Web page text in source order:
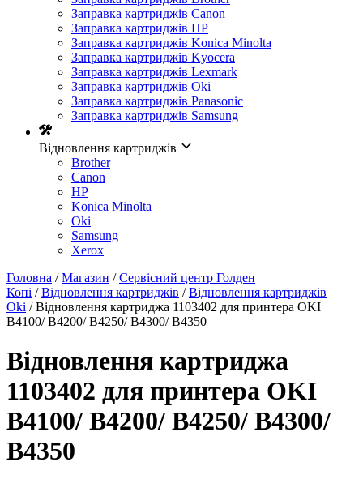
Заправка картриджів Canon
Заправка картриджів HP
Заправка картриджів Konica Minolta
Заправка картриджів Kyocera
Заправка картриджів Lexmark
Заправка картриджів Oki
Заправка картриджів Panasonic
Заправка картриджів Samsung
Відновлення картриджів
Brother
Canon
HP
Konica Minolta
Oki
Samsung
Xerox
Головна /Магазин /Сервісний центр Голден
Копі /Відновлення картриджів /Відновлення картриджів
Oki / Відновлення картриджа 1103402 для принтера OKI
B4100/ B4200/ B4250/ B4300/ B4350
Відновлення картриджа
1103402 для принтера OKI
B4100/ B4200/ B4250/ B4300/
B4350